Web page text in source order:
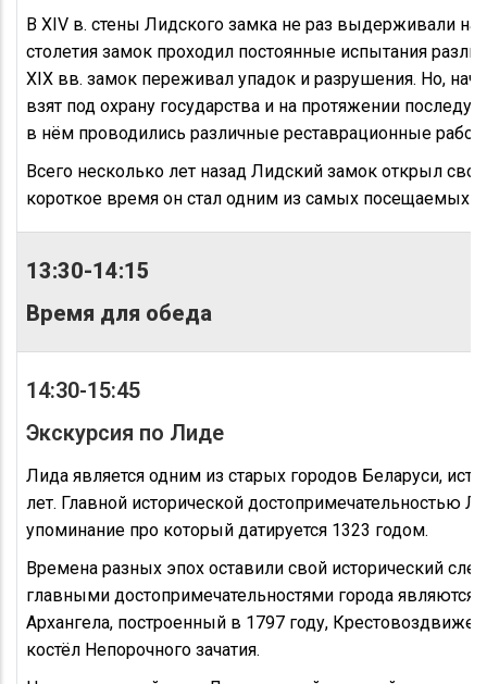
В XIV в. стены Лидского замка не раз выдерживали
столетия замок проходил постоянные испытания
XIX вв. замок переживал упадок и разрушения. Но,
взят под охрану государства и на протяжении
в нём проводились различные реставрационные
Всего несколько лет назад Лидский замок открыл
короткое время он стал одним из самых посещаемых
13:30-14:15
Время для обеда
14:30-15:45
Экскурсия по Лиде
Лида является одним из старых городов Беларуси,
лет. Главной исторической достопримечательностью
упоминание про который датируется 1323 годом.
Времена разных эпох оставили свой исторический
главными достопримечательностями города
Архангела, построенный в 1797 году,
костёл Непорочного зачатия.